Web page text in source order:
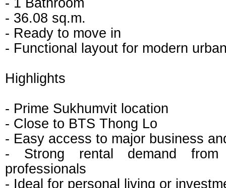
- 36.08 sq.m.
- Ready to move in
- Functional layout for modern
Highlights
- Prime Sukhumvit location
- Close to BTS Thong Lo
- Easy access to major business
- Strong rental demand from
professionals
- Ideal for personal living or